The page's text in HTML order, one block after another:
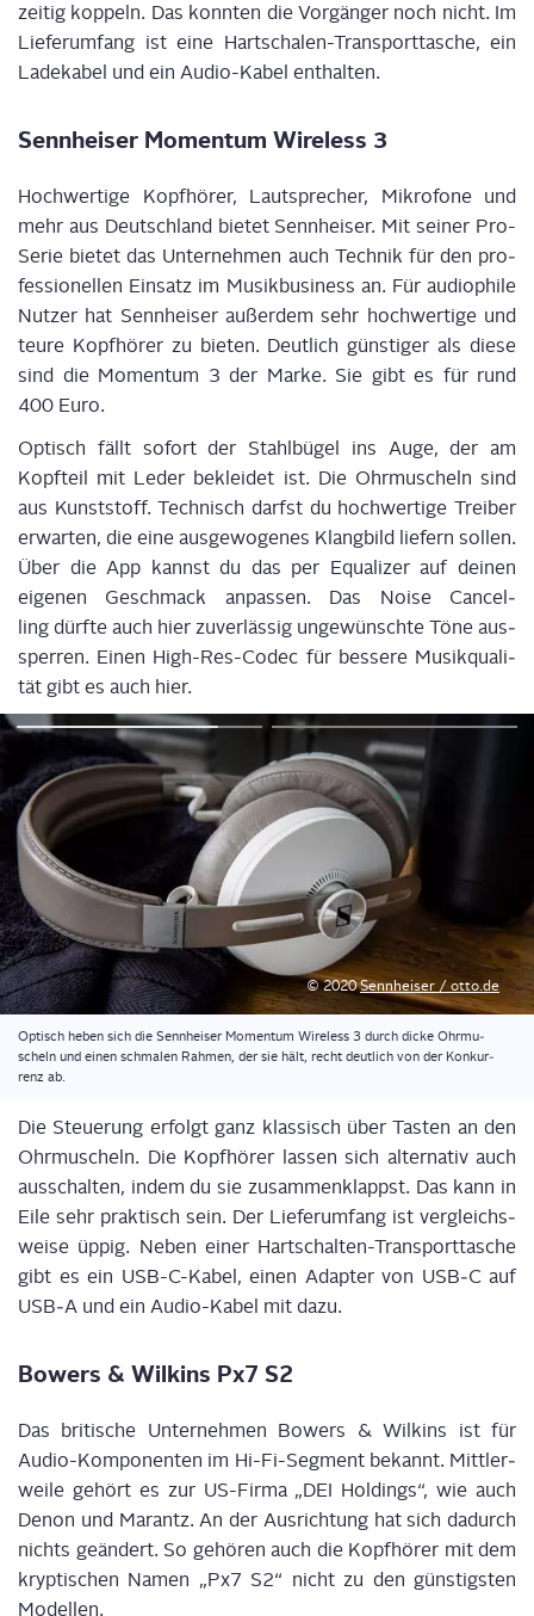
zei­tig kop­peln. Das konn­ten die Vor­gän­ger noch nicht. Im
Lie­fer­um­fang ist eine Hart­scha­len-Trans­port­ta­sche, ein
Lade­ka­bel und ein Audio-Kabel enthalten.
Senn­hei­ser Momen­tum Wire­less 3
Hoch­wer­ti­ge Kopf­hö­rer, Laut­spre­cher, Mikro­fo­ne und
mehr aus Deutsch­land bie­tet Senn­hei­ser. Mit sei­ner Pro-
Serie bie­tet das Unter­neh­men auch Tech­nik für den pro­
fes­sio­nel­len Ein­satz im Musik­busi­ness an. Für audio­phi­le
Nut­zer hat Senn­hei­ser außer­dem sehr hoch­wer­ti­ge und
teu­re Kopf­hö­rer zu bie­ten. Deut­lich güns­ti­ger als die­se
sind die Momen­tum 3 der Mar­ke. Sie gibt es für rund
400 Euro.
Optisch fällt sofort der Stahl­bü­gel ins Auge, der am
Kopf­teil mit Leder beklei­det ist. Die Ohr­mu­scheln sind
aus Kunst­stoff. Tech­nisch darfst du hoch­wer­ti­ge Trei­ber
erwar­ten, die eine aus­ge­wo­ge­nes Klang­bild lie­fern sol­len.
Über die App kannst du das per Equa­li­zer auf dei­nen
eige­nen Geschmack anpas­sen. Das Noi­se Can­cel­
ling dürf­te auch hier zuver­läs­sig unge­wünsch­te Töne aus­
sper­ren. Einen High-Res-Codec für bes­se­re Musik­qua­li­
tät gibt es auch hier.
© 2020Senn­hei­ser / otto.de
Optisch heben sich die Senn­hei­ser Momen­tum Wire­less 3 durch dicke Ohr­mu­
scheln und einen schma­len Rah­men, der sie hält, recht deut­lich von der Kon­kur­
renz ab.
Die Steue­rung erfolgt ganz klas­sisch über Tas­ten an den
Ohr­mu­scheln. Die Kopf­hö­rer las­sen sich alter­na­tiv auch
aus­schal­ten, indem du sie zusam­men­klappst. Das kann in
Eile sehr prak­tisch sein. Der Lie­fer­um­fang ist ver­gleichs­
wei­se üppig. Neben einer Hart­schal­ten-Trans­port­ta­sche
gibt es ein USB-C-Kabel, einen Adap­ter von USB‑C auf
USB‑A und ein Audio-Kabel mit dazu.
Bowers & Wil­kins Px7 S2
Das bri­ti­sche Unter­neh­men Bowers & Wil­kins ist für
Audio-Kom­po­nen­ten im Hi-Fi-Seg­ment bekannt. Mitt­ler­
wei­le gehört es zur US-Fir­ma „DEI Hol­dings“, wie auch
Denon und Marantz. An der Aus­rich­tung hat sich dadurch
nichts geän­dert. So gehö­ren auch die Kopf­hö­rer mit dem
kryp­ti­schen Namen „Px7 S2“ nicht zu den güns­tigs­ten
Modellen.